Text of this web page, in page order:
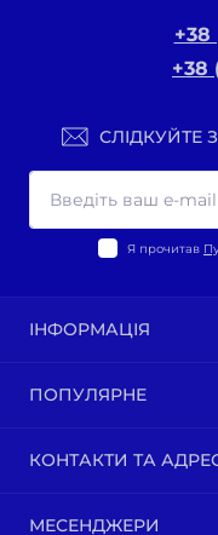
+38
+38
СЛІДКУЙТЕ
Я прочитав
ІНФОРМАЦІЯ
Політика
Про нас
Карта сайту
ПОПУЛЯРНЕ
Запчастини по
Бензопили /
КОНТАКТИ ТА
МЕСЕНДЖЕРИ